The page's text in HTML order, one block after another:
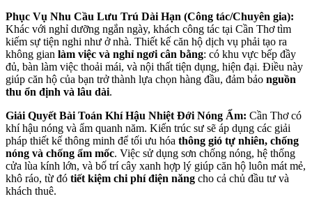
Phục Vụ Nhu Cầu Lưu Trú Dài Hạn (Công tác/Chuyên gia):
Khác với nghỉ dưỡng ngắn ngày, khách công tác tại Cần Thơ tìm
kiếm sự tiện nghi như ở nhà. Thiết kế căn hộ dịch vụ phải tạo ra
không gian làm việc và nghỉ ngơi cân bằng: có khu vực bếp đầy
đủ, bàn làm việc thoải mái, và nội thất tiện dụng, hiện đại. Điều này
giúp căn hộ của bạn trở thành lựa chọn hàng đầu, đảm bảo nguồn
thu ổn định và lâu dài.
Giải Quyết Bài Toán Khí Hậu Nhiệt Đới Nóng Ẩm: Cần Thơ có
khí hậu nóng và ẩm quanh năm. Kiến trúc sư sẽ áp dụng các giải
pháp thiết kế thông minh để tối ưu hóa thông gió tự nhiên, chống
nóng và chống ẩm mốc. Việc sử dụng sơn chống nóng, hệ thống
cửa lùa kính lớn, và bố trí cây xanh hợp lý giúp căn hộ luôn mát mẻ,
khô ráo, từ đó tiết kiệm chi phí điện năng cho cả chủ đầu tư và
khách thuê.